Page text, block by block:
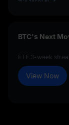
BTC's Next
ETF 3-week
View Now